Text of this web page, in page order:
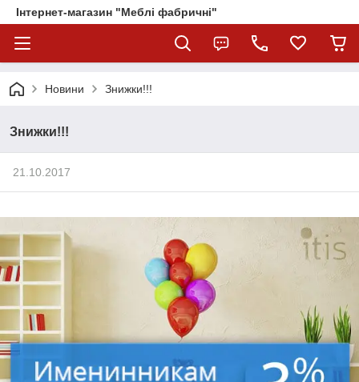
Інтернет-магазин "Меблі фабричні"
Новини Знижки!!!
Знижки!!!
21.10.2017